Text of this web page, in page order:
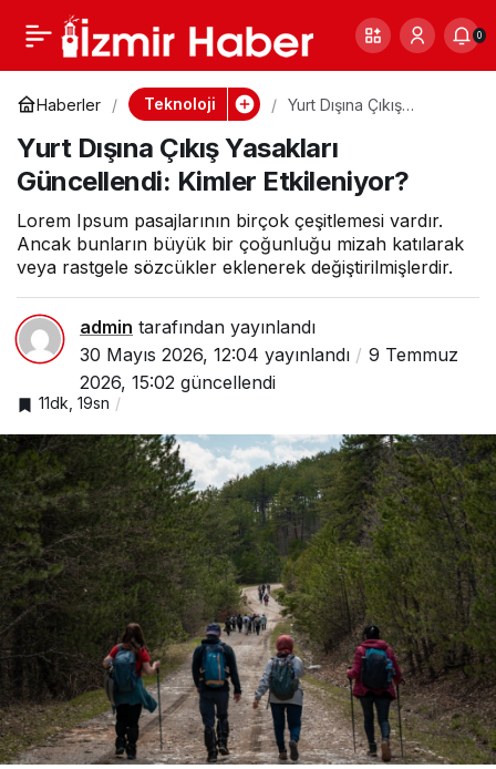
0
Haberler Teknoloji
Yurt Dışına Çıkış
Kimler Etkileniyor?
Yurt Dışına Çıkış Yasakları
Güncellendi: Kimler Etkileniyor?
Lorem Ipsum pasajlarının birçok çeşitlemesi vardır.
Ancak bunların büyük bir çoğunluğu mizah katılarak
veya rastgele sözcükler eklenerek değiştirilmişlerdir.
admin tarafından yayınlandı
30 Mayıs 2026, 12:04 yayınlandı
9 Temmuz
2026, 15:02 güncellendi
11dk, 19sn
Hava Durumu Uyarısı:
Bu İller Dikkat!
0 Paylaş